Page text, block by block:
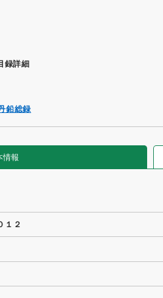
録詳細
鉛総録
情報
１２